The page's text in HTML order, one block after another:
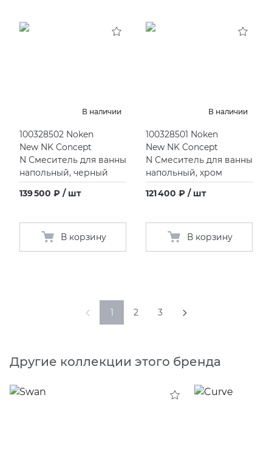
В наличии
100328502 Noken
New NK Concept
N Смеситель для ванны
напольный, черный
139 500 ₽ / шт
В корзину
В наличии
100328501 Noken
New NK Concept
N Смеситель для ванны
напольный, хром
121 400 ₽ / шт
В корзину
1 2 3
Другие коллекции этого бренда